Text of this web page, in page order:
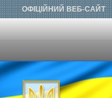
ОФІЦІЙНИЙ ВЕБ-САЙТ